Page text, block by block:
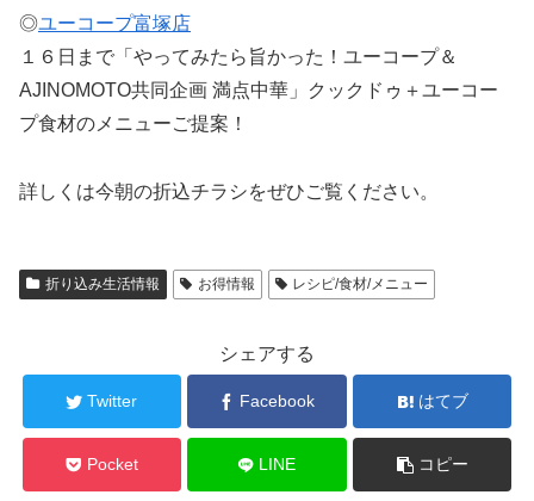
◎ユーコープ富塚店
１６日まで「やってみたら旨かった！ユーコープ＆
AJINOMOTO共同企画 満点中華」クックドゥ＋ユーコー
プ食材のメニューご提案！
詳しくは今朝の折込チラシをぜひご覧ください。
折り込み生活情報 お得情報 レシピ/食材/メニュー
シェアする
Twitter Facebook はてブ
Pocket LINE コピー